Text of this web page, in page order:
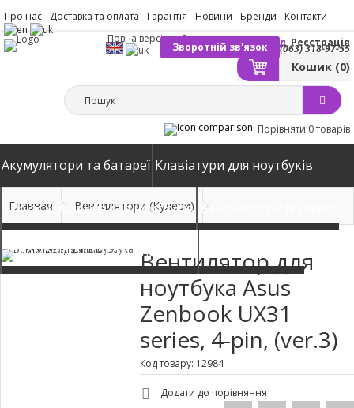
Про нас Доставка та оплата Гарантія Новини Бренди Контакти
(063) 318-97-55
Зворотній зв'язокВхід Реєстрація
Кошик (0)
Повна версія сайту
Порівняти 0 товарів
Акумулятори та батареї Клавіатури для ноутбуків
Блоки живлення для ноутбуків Вентилятори (Кулери)
Автомобільні зарядні пристрої
Главная Вентилятори (Кулери)
Вентилятор для
ноутбука Asus
Zenbook UX31
series, 4-pin, (ver.3)
Код товару: 12984
Додати до порівняння